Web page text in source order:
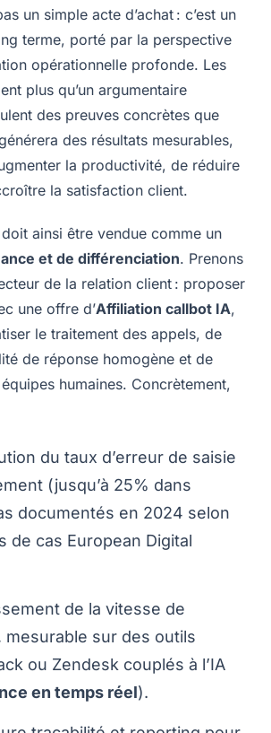
un simple acte d’achat : c’est un
terme, porté par la perspective
opérationnelle profonde. Les
plus qu’un argumentaire
des preuves concrètes que
des résultats mesurables,
la productivité, de réduire
la satisfaction client.
ainsi être vendue comme un
et de différenciation. Prenons
de la relation client : proposer
une offre d’Affiliation callbot IA,
le traitement des appels, de
de réponse homogène et de
humaines. Concrètement,
du taux d’erreur de saisie
(jusqu’à 25% dans
documentés en 2024 selon
de cas European Digital
de la vitesse de
mesurable sur des outils
ou Zendesk couplés à l’IA
en temps réel).